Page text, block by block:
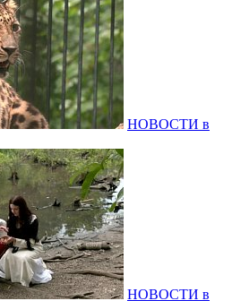
НОВОСТИ в
НОВОСТИ в